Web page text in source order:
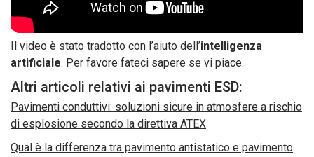
Il video è stato tradotto con l’aiuto dell’intelligenza
artificiale. Per favore fateci sapere se vi piace.
Altri articoli relativi ai pavimenti ESD:
Pavimenti conduttivi: soluzioni sicure in atmosfere a rischio
di esplosione secondo la direttiva ATEX
Qual è la differenza tra pavimento antistatico e pavimento